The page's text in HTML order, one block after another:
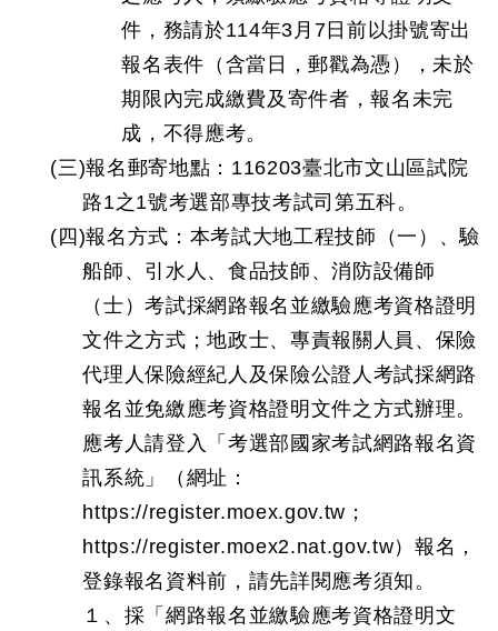
件，務請於114年3月7日前以掛號寄出
報名表件（含當日，郵戳為憑），未於
期限內完成繳費及寄件者，報名未完
成，不得應考。
(三)報名郵寄地點：116203臺北市文山區試院
路1之1號考選部專技考試司第五科。
(四)報名方式：本考試大地工程技師（一）、驗
船師、引水人、食品技師、消防設備師
（士）考試採網路報名並繳驗應考資格證明
文件之方式；地政士、專責報關人員、保險
代理人保險經紀人及保險公證人考試採網路
報名並免繳應考資格證明文件之方式辦理。
應考人請登入「考選部國家考試網路報名資
訊系統」（網址：
https://register.moex.gov.tw；
https://register.moex2.nat.gov.tw）報名，
登錄報名資料前，請先詳閱應考須知。
１、採「網路報名並繳驗應考資格證明文